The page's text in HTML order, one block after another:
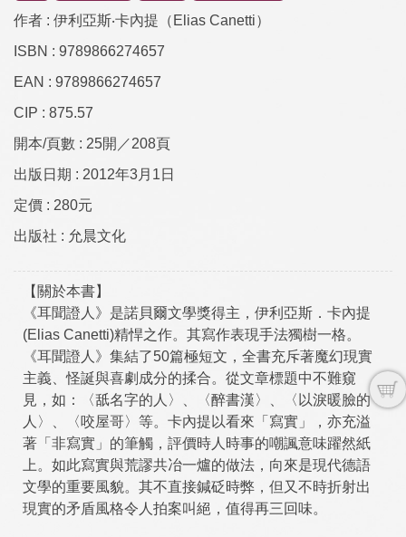
作者 : 伊利亞斯‧卡內提（Elias Canetti）
ISBN : 9789866274657
EAN : 9789866274657
CIP : 875.57
開本/頁數 : 25開／208頁
出版日期 : 2012年3月1日
定價 : 280元
出版社 : 允晨文化
【關於本書】
《耳聞證人》是諾貝爾文學獎得主，伊利亞斯．卡內提
(Elias Canetti)精悍之作。其寫作表現手法獨樹一格。
《耳聞證人》集結了50篇極短文，全書充斥著魔幻現實
主義、怪誕與喜劇成分的揉合。從文章標題中不難窺
見，如：〈舐名字的人〉、〈醉書漢〉、〈以淚暖臉的
人〉、〈咬屋哥〉等。卡內提以看來「寫實」，亦充溢
著「非寫實」的筆觸，評價時人時事的嘲諷意味躍然紙
上。如此寫實與荒謬共冶一爐的做法，向來是現代德語
文學的重要風貌。其不直接鍼砭時弊，但又不時折射出
現實的矛盾風格令人拍案叫絕，值得再三回味。